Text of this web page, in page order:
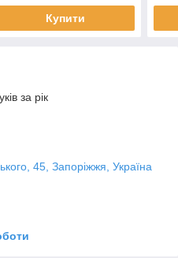
Купити
за рік
45, Запоріжжя, Україна